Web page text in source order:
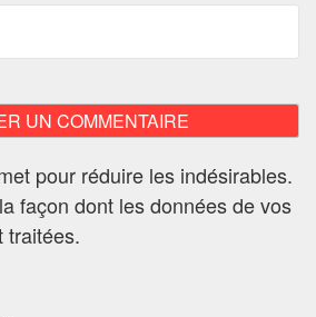
pour réduire les indésirables.
façon dont les données de vos
traitées.